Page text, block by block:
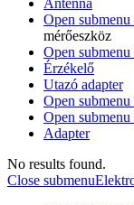
Antenna
Open
mérőeszköz
Open
Érzékelő
Utazó adapter
Open
Open
Adapter
No results found.
Close submenu